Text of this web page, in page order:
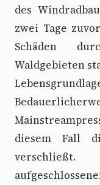
des
zwei Tage
Schäden
Waldgebieten
diesem Fall